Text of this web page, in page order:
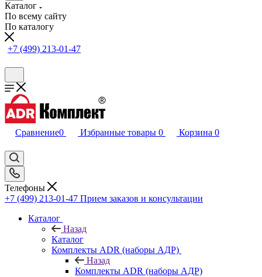
Каталог
По всему сайту
По каталогу
+7 (499) 213-01-47
Сравнение0 Избранные товары 0 Корзина 0
Телефоны
+7 (499) 213-01-47 Прием заказов и консультации
Каталог
Назад
Каталог
Комплекты ADR (наборы АДР)
Назад
Комплекты ADR (наборы АДР)